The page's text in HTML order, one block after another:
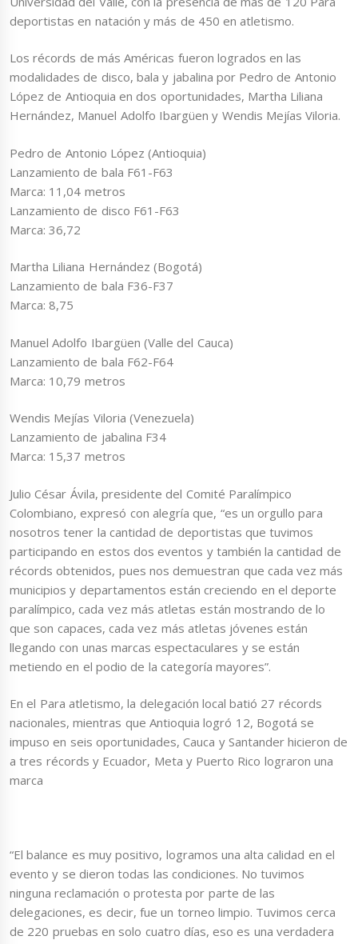
deportistas en natación y más de 450 en atletismo.
Los récords de más Américas fueron logrados en las
modalidades de disco, bala y jabalina por Pedro de Antonio
López de Antioquia en dos oportunidades, Martha Liliana
Hernández, Manuel Adolfo Ibargüen y Wendis Mejías Viloria.
Pedro de Antonio López (Antioquia)
Lanzamiento de bala F61-F63
Marca: 11,04 metros
Lanzamiento de disco F61-F63
Marca: 36,72
Martha Liliana Hernández (Bogotá)
Lanzamiento de bala F36-F37
Marca: 8,75
Manuel Adolfo Ibargüen (Valle del Cauca)
Lanzamiento de bala F62-F64
Marca: 10,79 metros
Wendis Mejías Viloria (Venezuela)
Lanzamiento de jabalina F34
Marca: 15,37 metros
Julio César Ávila, presidente del Comité Paralímpico
Colombiano, expresó con alegría que, “es un orgullo para
nosotros tener la cantidad de deportistas que tuvimos
participando en estos dos eventos y también la cantidad de
récords obtenidos, pues nos demuestran que cada vez más
municipios y departamentos están creciendo en el deporte
paralímpico, cada vez más atletas están mostrando de lo
que son capaces, cada vez más atletas jóvenes están
llegando con unas marcas espectaculares y se están
metiendo en el podio de la categoría mayores”.
En el Para atletismo, la delegación local batió 27 récords
nacionales, mientras que Antioquia logró 12, Bogotá se
impuso en seis oportunidades, Cauca y Santander hicieron de
a tres récords y Ecuador, Meta y Puerto Rico lograron una
marca
“El balance es muy positivo, logramos una alta calidad en el
evento y se dieron todas las condiciones. No tuvimos
ninguna reclamación o protesta por parte de las
delegaciones, es decir, fue un torneo limpio. Tuvimos cerca
de 220 pruebas en solo cuatro días, eso es una verdadera